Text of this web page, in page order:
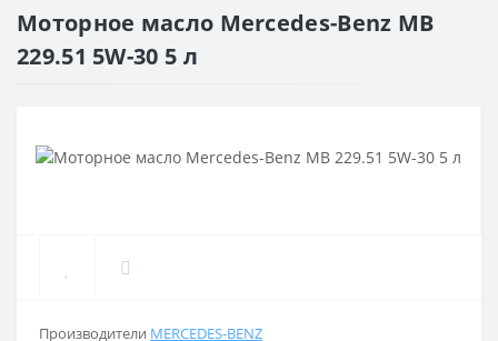
Моторное масло Mercedes-Benz MB
229.51 5W-30 5 л
Производители MERCEDES-BENZ